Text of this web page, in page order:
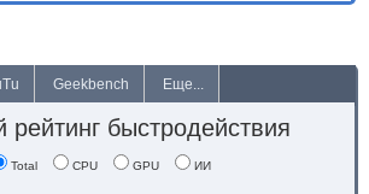
Geekbench Еще...
быстродействия
Total CPU GPU ИИ